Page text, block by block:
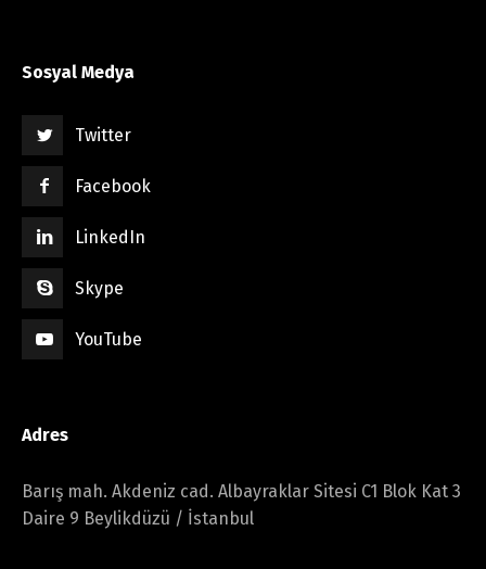
Sosyal Medya
Twitter
Facebook
LinkedIn
Skype
YouTube
Adres
Barış mah. Akdeniz cad. Albayraklar Sitesi C1 Blok Kat 3
Daire 9 Beylikdüzü / İstanbul